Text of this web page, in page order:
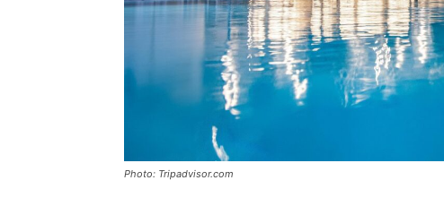
Photo: Tripadvisor.com